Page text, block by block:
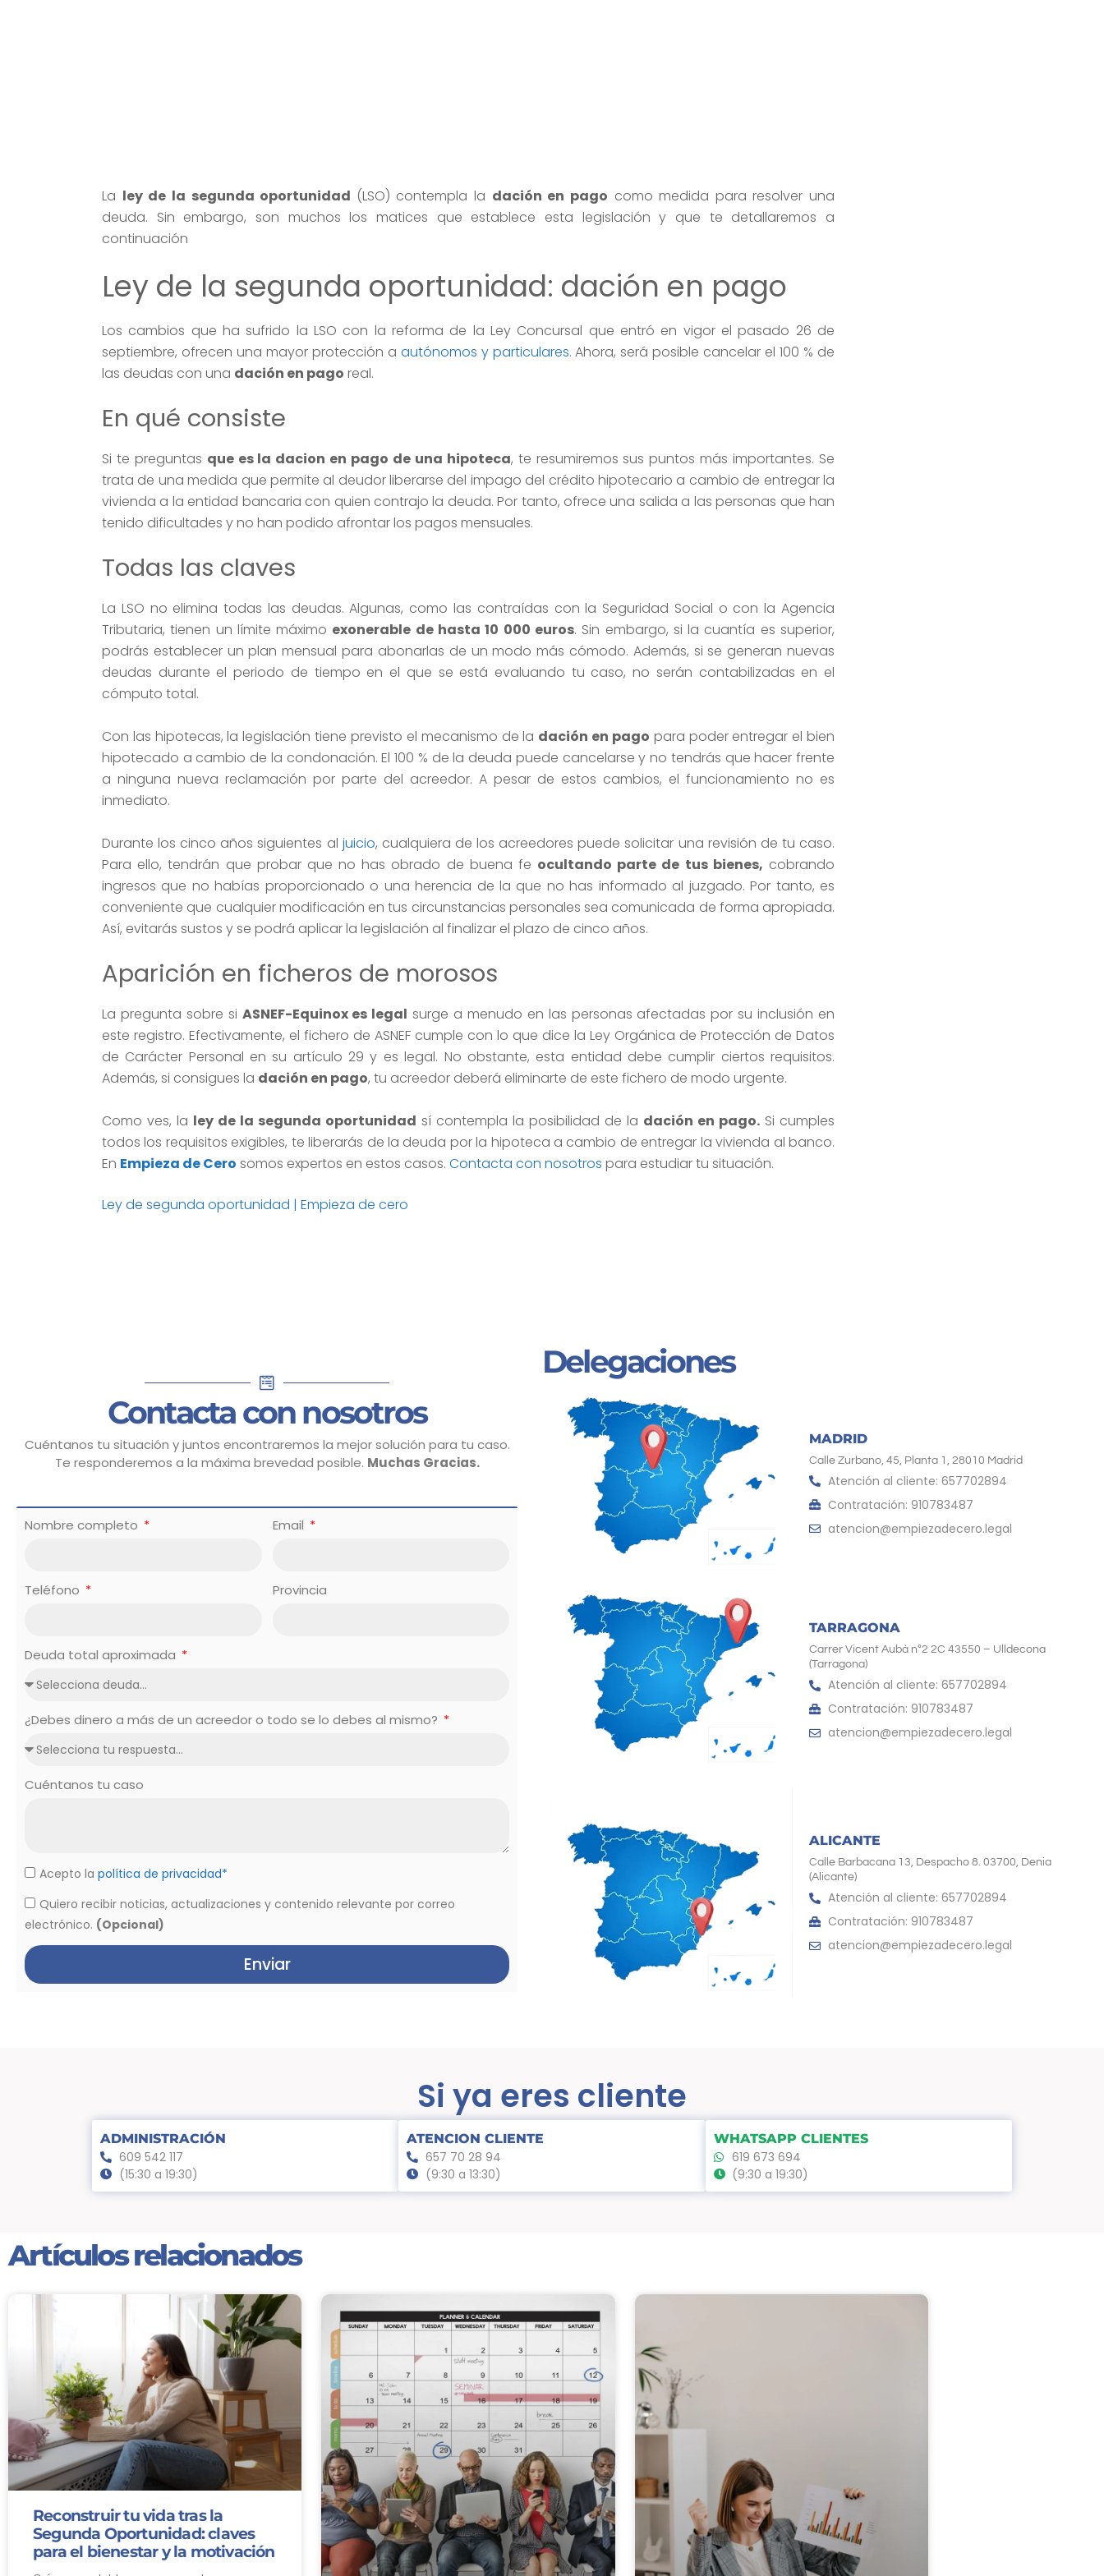
La ley de la segunda oportunidad​ (LSO) contempla la dación en pago como medida para resolver una
deuda. Sin embargo, son muchos los matices que establece esta legislación y que te detallaremos a
continuación
Ley de la segunda oportunidad: dación en pago
Los cambios que ha sufrido la LSO con la reforma de la Ley Concursal que entró en vigor el pasado 26 de
septiembre, ofrecen una mayor protección a autónomos y particulares. Ahora, será posible cancelar el 100 % de
las deudas con una dación en pago real.
En qué consiste
Si te preguntas que es la dacion en pago de una hipoteca, te resumiremos sus puntos más importantes. Se
trata de una medida que permite al deudor liberarse del impago del crédito hipotecario a cambio de entregar la
vivienda a la entidad bancaria con quien contrajo la deuda. Por tanto, ofrece una salida a las personas que han
tenido dificultades y no han podido afrontar los pagos mensuales.
Todas las claves
La LSO no elimina todas las deudas. Algunas, como las contraídas con la Seguridad Social o con la Agencia
Tributaria, tienen un límite máximo exonerable de hasta 10 000 euros. Sin embargo, si la cuantía es superior,
podrás establecer un plan mensual para abonarlas de un modo más cómodo. Además, si se generan nuevas
deudas durante el periodo de tiempo en el que se está evaluando tu caso, no serán contabilizadas en el
cómputo total.
Con las hipotecas, la legislación tiene previsto el mecanismo de la dación en pago para poder entregar el bien
hipotecado a cambio de la condonación. El 100 % de la deuda puede cancelarse y no tendrás que hacer frente
a ninguna nueva reclamación por parte del acreedor. A pesar de estos cambios, el funcionamiento no es
inmediato.
Durante los cinco años siguientes al juicio, cualquiera de los acreedores puede solicitar una revisión de tu caso.
Para ello, tendrán que probar que no has obrado de buena fe ocultando parte de tus bienes, cobrando
ingresos que no habías proporcionado o una herencia de la que no has informado al juzgado. Por tanto, es
conveniente que cualquier modificación en tus circunstancias personales sea comunicada de forma apropiada.
Así, evitarás sustos y se podrá aplicar la legislación al finalizar el plazo de cinco años.
Aparición en ficheros de morosos
La pregunta sobre si ASNEF-Equinox es legal surge a menudo en las personas afectadas por su inclusión en
este registro. Efectivamente, el fichero de ASNEF cumple con lo que dice la Ley Orgánica de Protección de Datos
de Carácter Personal en su artículo 29 y es legal. No obstante, esta entidad debe cumplir ciertos requisitos.
Además, si consigues la dación en pago, tu acreedor deberá eliminarte de este fichero de modo urgente.
Como ves, la ley de la segunda oportunidad sí contempla la posibilidad de la dación en pago. Si cumples
todos los requisitos exigibles, te liberarás de la deuda por la hipoteca a cambio de entregar la vivienda al banco.
En Empieza de Cero somos expertos en estos casos. Contacta con nosotros para estudiar tu situación.
Ley de segunda oportunidad | Empieza de cero
Contacta con nosotros
Cuéntanos tu situación y juntos encontraremos la mejor solución para tu caso.
Te responderemos a la máxima brevedad posible. Muchas Gracias.
Nombre completo Email
Teléfono Provincia
Deuda total aproximada
¿Debes dinero a más de un acreedor o todo se lo debes al mismo?
Cuéntanos tu caso
Acepto la política de privacidad*
Quiero recibir noticias, actualizaciones y contenido relevante por correo
electrónico. (Opcional)
Enviar
Delegaciones
MADRID
Calle Zurbano, 45, Planta 1, 28010 Madrid
Atención al cliente: 657702894
Contratación: 910783487
atencion@empiezadecero.legal
TARRAGONA
Carrer Vicent Aubà nº2 2C 43550 – Ulldecona
(Tarragona)
Atención al cliente: 657702894
Contratación: 910783487
atencion@empiezadecero.legal
ALICANTE
Calle Barbacana 13, Despacho 8. 03700, Denia
(Alicante)
Atención al cliente: 657702894
Contratación: 910783487
atencion@empiezadecero.legal
Si ya eres cliente
ADMINISTRACIÓN
609 542 117
(15:30 a 19:30)
ATENCION CLIENTE
657 70 28 94
(9:30 a 13:30)
WHATSAPP CLIENTES
619 673 694
(9:30 a 19:30)
Artículos relacionados
Reconstruir tu vida tras la
Segunda Oportunidad: claves
para el bienestar y la motivación